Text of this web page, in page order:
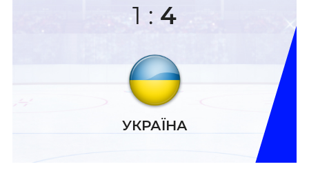
1 : 4
УКРАЇНА